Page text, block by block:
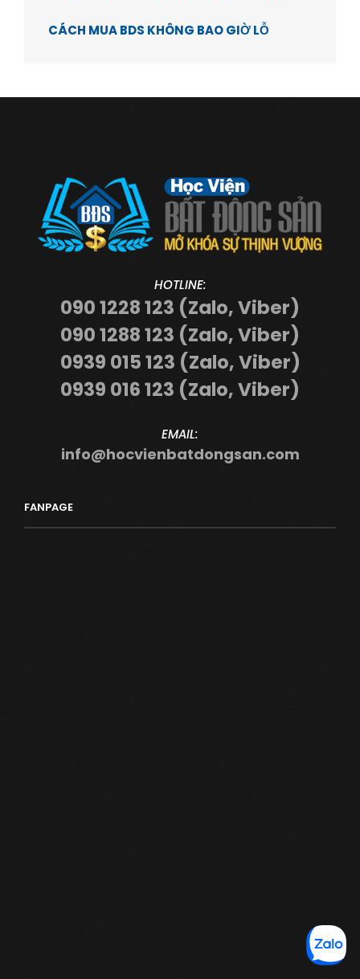
CÁCH MUA BDS KHÔNG BAO GIỜ LỖ
HOTLINE:
090 1228 123 (Zalo, Viber)
090 1288 123 (Zalo, Viber)
0939 015 123 (Zalo, Viber)
0939 016 123 (Zalo, Viber)
EMAIL:
info@hocvienbatdongsan.com
FANPAGE